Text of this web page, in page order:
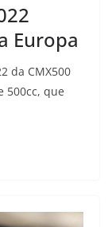
Europa
da CMX500
500cc, que